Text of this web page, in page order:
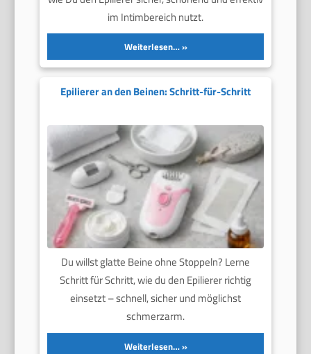
im Intimbereich nutzt.
Weiterlesen…
Epilierer an den Beinen: Schritt-für-Schritt
Du willst glatte Beine ohne Stoppeln? Lerne
Schritt für Schritt, wie du den Epilierer richtig
einsetzt – schnell, sicher und möglichst
schmerzarm.
Weiterlesen…